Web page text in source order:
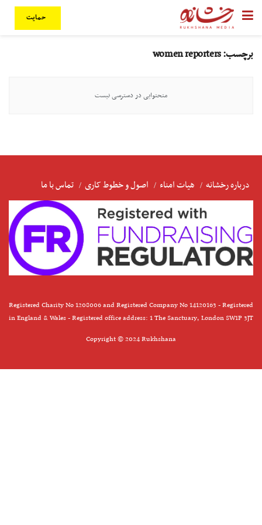
حمایت
برچسب:women reporters
متحتوایی در دسترسی نیست
درباره رخشانه هیات امناء اصول و خطوط کاری تماس با ما
Registered Charity No 1208006 and Registered Company No 14120163 - Registered
in England & Wales - Registered office address: 1 The Sanctuary, London SW1P 3JT
Copyright © 2024 Rukhshana